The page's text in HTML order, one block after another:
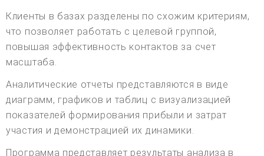
Клиенты в базах разделены по схожим критериям,
что позволяет работать с целевой группой,
повышая эффективность контактов за счет
масштаба.
Аналитические отчеты представляются в виде
диаграмм, графиков и таблиц с визуализацией
показателей формирования прибыли и затрат
участия и демонстрацией их динамики.
Программа представляет результаты анализа в